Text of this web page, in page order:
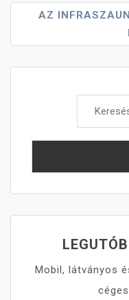
AZ
Keresés:
Mobil, látványos